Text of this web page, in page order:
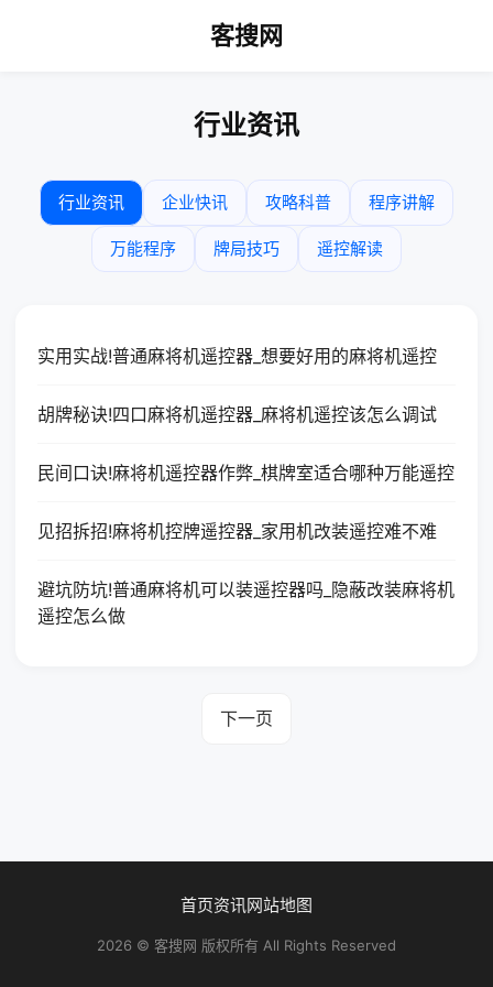
客搜网
行业资讯
行业资讯 企业快讯 攻略科普 程序讲解
万能程序 牌局技巧 遥控解读
实用实战!普通麻将机遥控器_想要好用的麻将机遥控
胡牌秘诀!四口麻将机遥控器_麻将机遥控该怎么调试
民间口诀!麻将机遥控器作弊_棋牌室适合哪种万能遥控
见招拆招!麻将机控牌遥控器_家用机改装遥控难不难
避坑防坑!普通麻将机可以装遥控器吗_隐蔽改装麻将机
遥控怎么做
下一页
首页资讯网站地图
2026 © 客搜网 版权所有 All Rights Reserved